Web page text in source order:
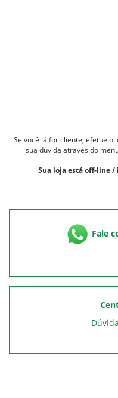
Se você já for cliente, efetue o
sua dúvida através do
Sua loja está off-line /
Fale